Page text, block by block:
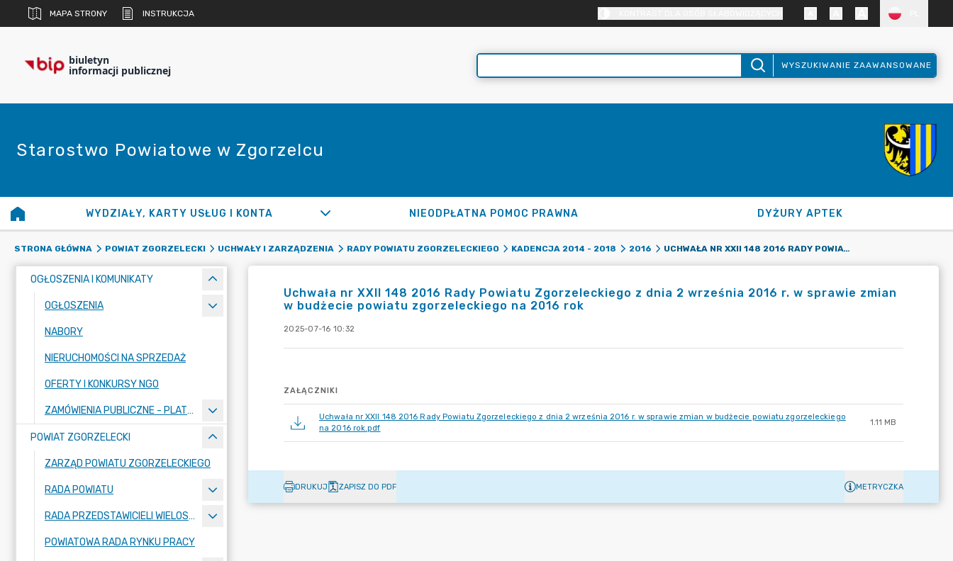
MAPA STRONY INSTRUKCJA
biuletyn
informacji publicznej WYSZUKIWANIE ZAAWANSOWANE
Starostwo Powiatowe w Zgorzelcu
WYDZIAŁY, KARTY USŁUG I KONTA NIEODPŁATNA POMOC PRAWNA DYŻURY APTEK
STRONA GŁÓWNA POWIAT ZGORZELECKI UCHWAŁY I ZARZĄDZENIA RADY POWIATU ZGORZELECKIEGO KADENCJA 2014 - 2018 2016 UCHWAŁA NR XXII 148 2016 RADY POWIATU ZGORZELECKIEGO Z DNIA 2 WRZEŚNIA 2016 R. W SPRAWIE ZMIAN W BUDŻECIE POWIATU ZGORZELECKIEGO NA 2016 ROK
OGŁOSZENIA I KOMUNIKATY
OGŁOSZENIA
NABORY
NIERUCHOMOŚCI NA SPRZEDAŻ
OFERTY I KONKURSY NGO
ZAMÓWIENIA PUBLICZNE - PLATFORMA ZAKUPOWA
POWIAT ZGORZELECKI
ZARZĄD POWIATU ZGORZELECKIEGO
RADA POWIATU
RADA PRZEDSTAWICIELI WIELOSPECJALISTYCZNEGO ZESPOŁU OPIEKI ZDROWOTNEJ "BOLESŁAWIEC-ZGORZELEC" SAMODZIELNEGO PUBLICZNEGO ZAKŁADU OPIEKI ZDROWOTNEJ
POWIATOWA RADA RYNKU PRACY
Uchwała nr XXII 148 2016 Rady Powiatu Zgorzeleckiego z dnia 2 września 2016 r. w sprawie zmian
w budżecie powiatu zgorzeleckiego na 2016 rok
2025-07-16 10:32
ZAŁĄCZNIKI
Uchwała nr XXII 148 2016 Rady Powiatu Zgorzeleckiego z dnia 2 września 2016 r. w sprawie zmian w budżecie powiatu zgorzeleckiego
na 2016 rok.pdf
1.11 MB
DRUKUJ ZAPISZ DO PDF METRYCZKA